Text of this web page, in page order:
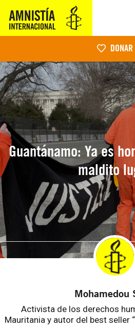
DONAR
Guantánamo: Ya es
maldito
Mohamedou
Activista de los derechos
Mauritania y autor del best seller